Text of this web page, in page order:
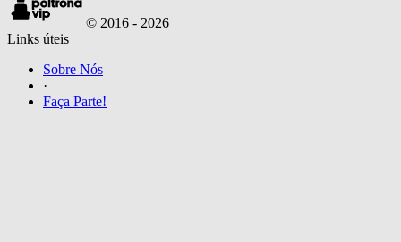
© 2016 - 2026
Links úteis
Sobre Nós
·
Faça Parte!